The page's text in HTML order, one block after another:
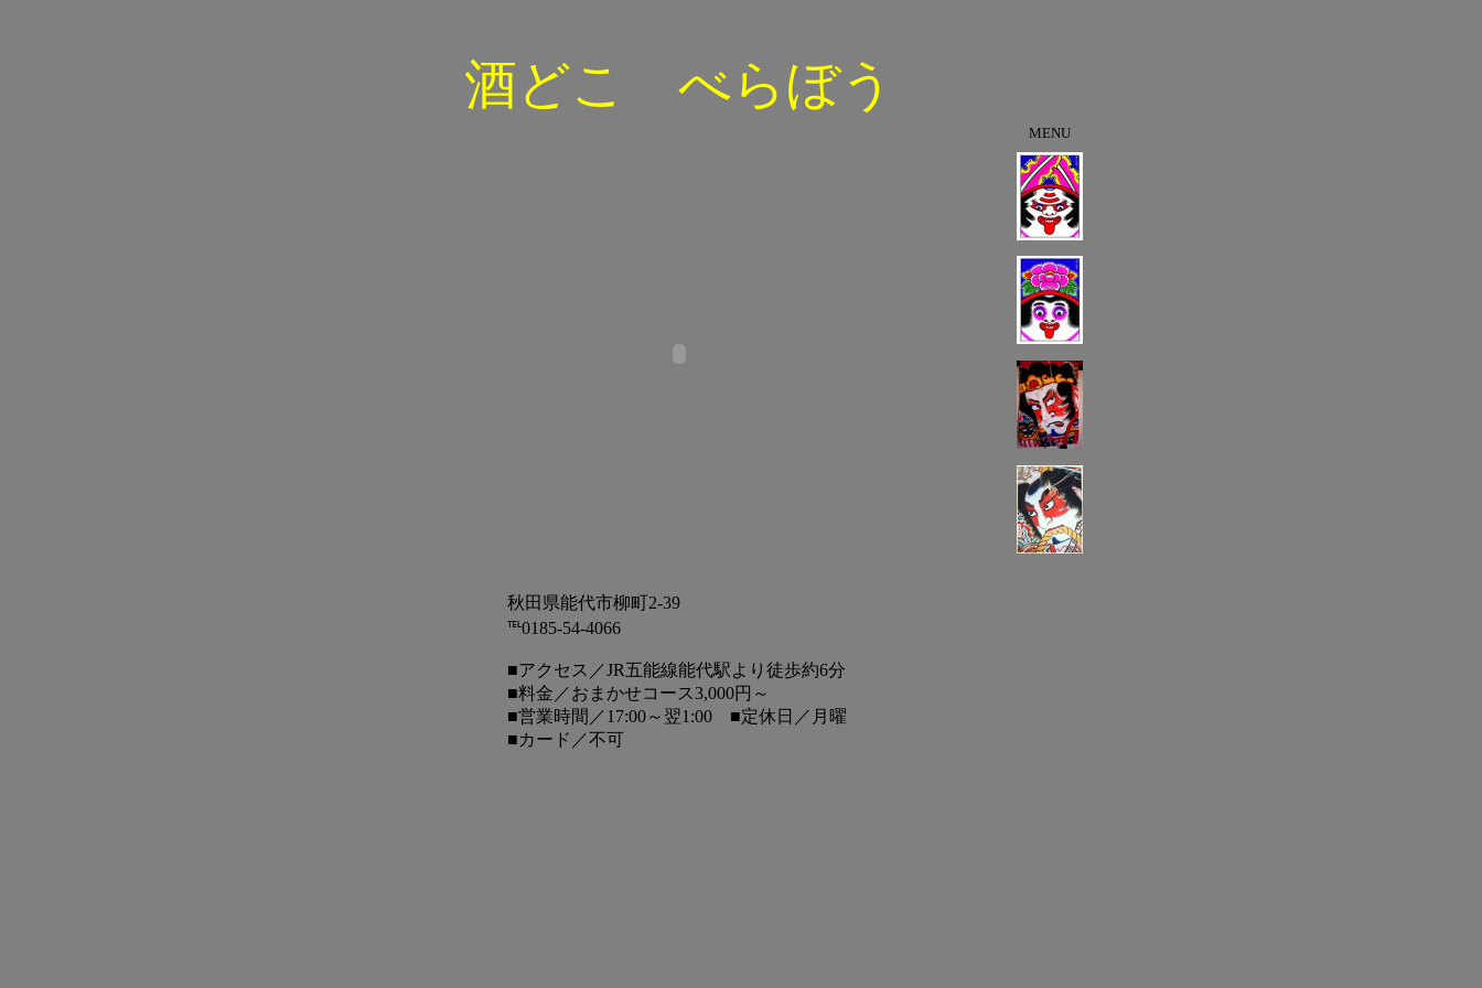
酒どこ べらぼう
MENU
秋田県能代市柳町2-39
℡0185-54-4066
■アクセス／JR五能線能代駅より徒歩約6分
■料金／おまかせコース3,000円～
■営業時間／17:00～翌1:00 ■定休日／月曜
■カード／不可